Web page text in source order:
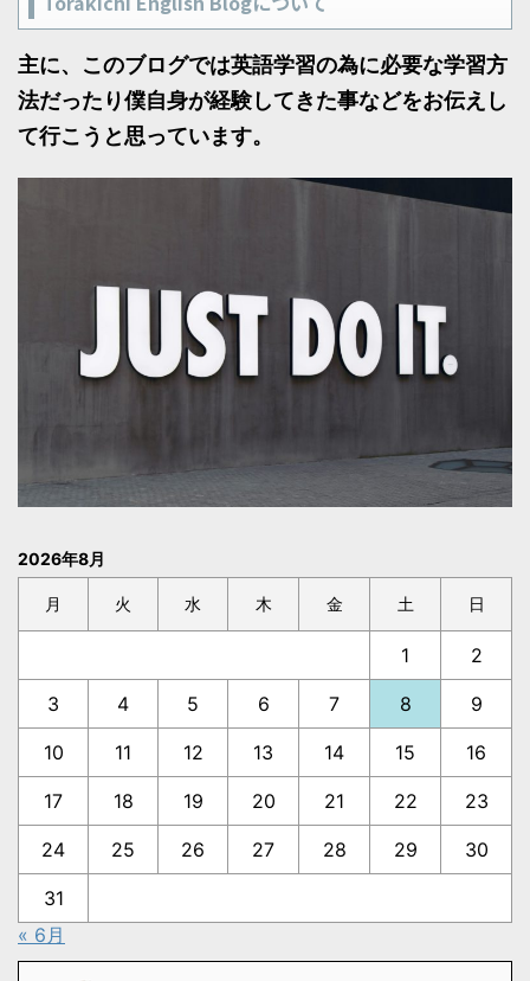
主に、このブログでは英語学習の為に必要な学習方
法だったり僕自身が経験してきた事などをお伝えし
て行こうと思っています。
2026年8月
月 火 水 木 金 土 日
1 2
3 4 5 6 7 8 9
10 11 12 13 14 15 16
17 18 19 20 21 22 23
24 25 26 27 28 29 30
31
« 6月